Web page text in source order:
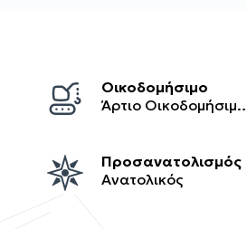
Οικοδομήσιμο
Άρτιο Οικοδομήσιμο /
Προσανατολισμός
Ανατολικός